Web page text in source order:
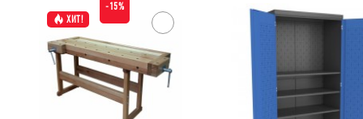
ХИТ!
-15%